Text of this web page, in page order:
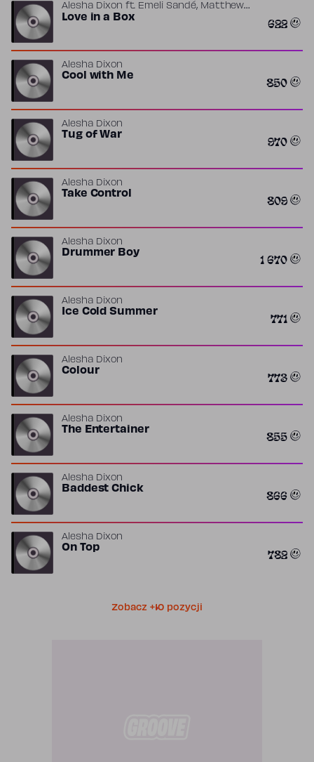
Alesha Dixon ft. Emeli Sandé, Matthew
Marston ,Naughty Boy
Love in a Box 622
Alesha Dixon
Cool with Me 850
Alesha Dixon
Tug of War 970
Alesha Dixon
Take Control 809
Alesha Dixon
Drummer Boy 1 670
Alesha Dixon
Ice Cold Summer 771
Alesha Dixon
Colour 773
Alesha Dixon
The Entertainer 855
Alesha Dixon
Baddest Chick 866
Alesha Dixon
On Top 782
Zobacz +10 pozycji